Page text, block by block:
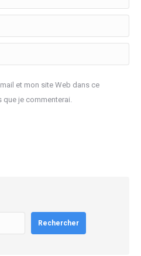
et mon site Web dans ce
que je commenterai.
Rechercher